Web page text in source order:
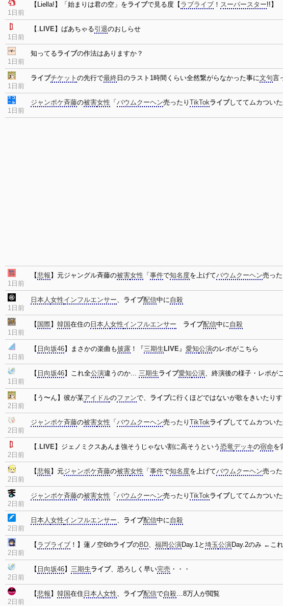
1日前
【Liella!】「始まりは君の空」をライブで見る度【 ラブライブ ！ スーパースター!!】
1日前
【. LIVE】ばあちゃる引退のおしらせ
1日前
知ってるライブの作法はありますか？
1日前
ライブチケット の先行で最終 日のラスト1時間くらい全然繋がらなかった事に文句言
1日前
ジャンポケ斉藤の被害女性 「 バウムクーヘン売ったり TikTokライブしててムカつい
1日前
【悲報 】元ジャングル斉藤の被害女性 「 事件で知名度を上げてバウムクーヘン売った
1日前
日本人女性インフルエンサー、 ライブ配信中に自殺
1日前
【 国際】 韓国在住の 日本人女性インフルエンサー ライブ配信中に自殺
1日前
【 日向坂46】まさかの楽曲も披露 ！『三期生 LIVE』 愛知公演のレポがこちら
1日前
【 日向坂46】これ全公演違うのか... 三期生ライブ愛知公演、終演後の様子・レポが
2日前
【う〜ん】彼が某アイドルのファンで、 ライブに行くほどではないが歌をきいたり
2日前
ジャンポケ斉藤の被害女性 「 バウムクーヘン売ったり TikTokライブしててムカつい
2日前
【. LIVE】ジェノミクスあんま強そうじゃない割に高そうという 恐竜デッキの宿命を
2日前
【悲報 】元ジャンポケ斉藤の被害女性 「 事件で知名度を上げてバウムクーヘン売った
2日前
ジャンポケ斉藤の被害女性 「 バウムクーヘン売ったり TikTokライブしててムカつい
2日前
日本人女性インフルエンサー、 ライブ配信中に自殺
2日前
【 ラブライブ ！】蓮ノ空6thライブのBD、 福岡公演Day.1と 埼玉公演Day.2のみ ←これ
2日前
【 日向坂46】 三期生ライブ、恐ろしく早い完売 ・・・
2日前
【悲報 】 韓国在住 日本人女性、 ライブ配信で自殺…8万人が閲覧